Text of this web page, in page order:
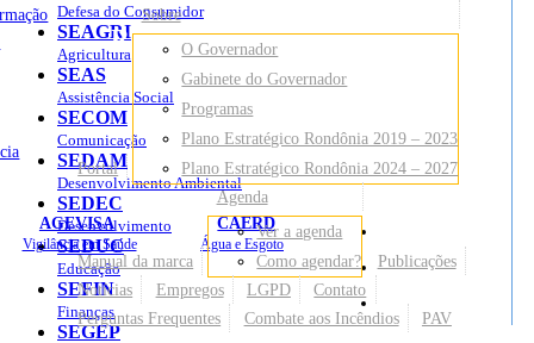
Rondônia
AGEVISA
Vigilância em Saúde
CAERD
Água e Esgoto
Sites
Portal
Sobre
O Governador
Gabinete do Governador
Programas
Plano Estratégico Rondônia 2019 – 2023
Plano Estratégico Rondônia 2024 – 2027
Manual da marca
Agenda
Ver a agenda
Como agendar?
Publicações
Notícias
Empregos LGPD
Contato
Perguntas Frequentes
Combate aos Incêndios PAV
Defesa do Consumidor
SEAGRI
Agricultura
SEAS
Assistência Social
SECOM
Comunicação
SEDAM
Desenvolvimento Ambiental
SEDEC
Desenvolvimento
SEDUC
Educação
SEFIN
Finanças
SEGEP